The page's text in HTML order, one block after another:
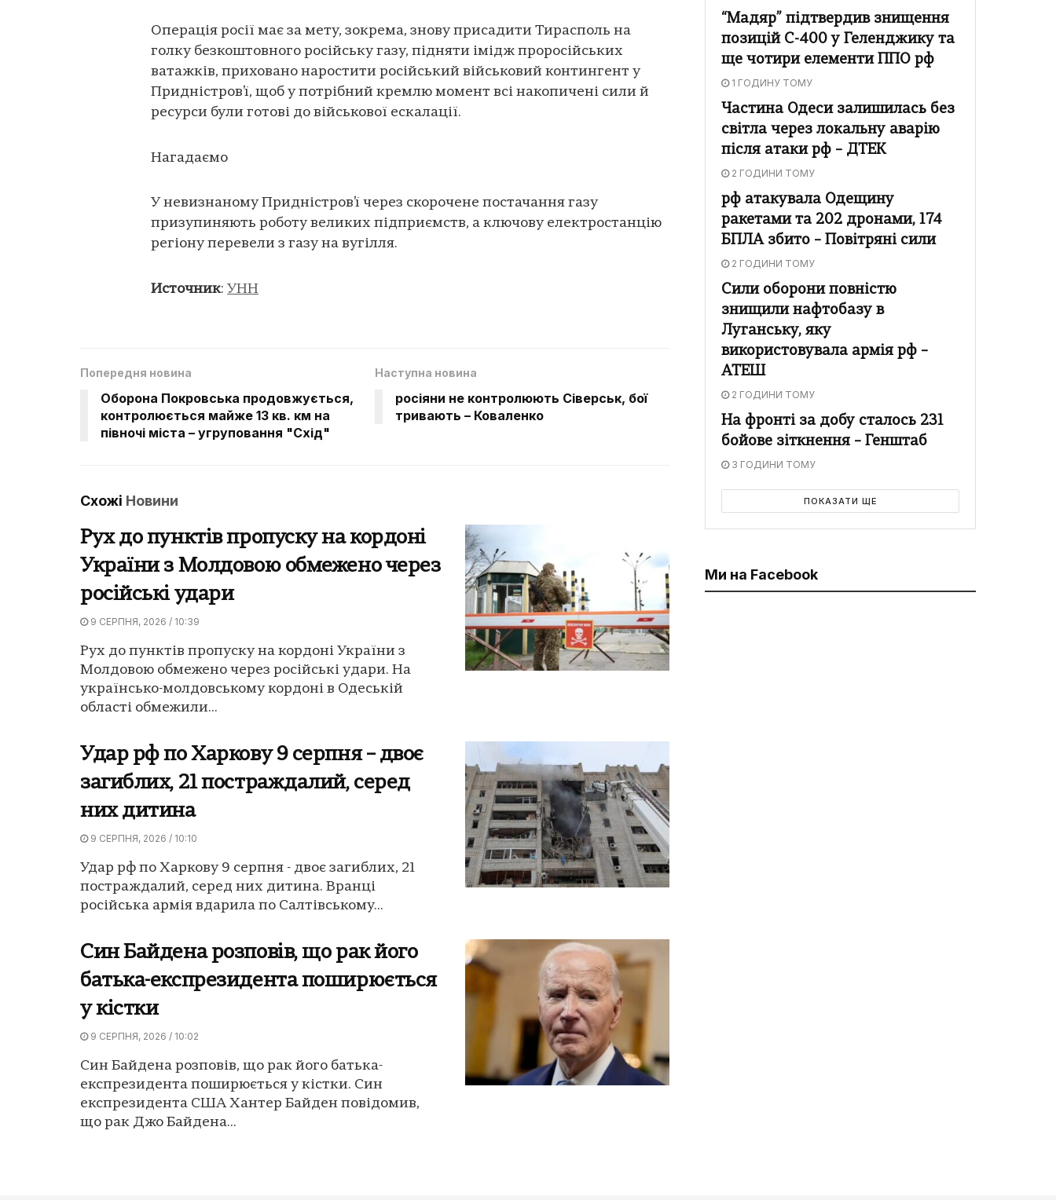
Операція росії має за мету, зокрема, знову присадити Тирасполь на
голку безкоштовного російську газу, підняти імідж проросійських
ватажків, приховано наростити російський військовий контингент у
Придністров’ї, щоб у потрібний кремлю момент всі накопичені сили й
ресурси були готові до військової ескалації.
Нагадаємо
У невизнаному Придністров’ї через скорочене постачання газу
призупиняють роботу великих підприємств, а ключову електростанцію
регіону перевели з газу на вугілля.
Источник: УНН
Попередня новина
Оборона Покровська продовжується,
контролюється майже 13 кв. км на
півночі міста – угруповання "Схід"
Наступна новина
росіяни не контролюють Сіверськ, бої
тривають – Коваленко
Схожі Новини
Рух до пунктів пропуску на кордоні
України з Молдовою обмежено через
російські удари
9 СЕРПНЯ, 2026 / 10:39
Рух до пунктів пропуску на кордоні України з
Молдовою обмежено через російські удари. На
українсько-молдовському кордоні в Одеській
області обмежили...
Удар рф по Харкову 9 серпня – двоє
загиблих, 21 постраждалий, серед
них дитина
9 СЕРПНЯ, 2026 / 10:10
Удар рф по Харкову 9 серпня - двоє загиблих, 21
постраждалий, серед них дитина. Вранці
російська армія вдарила по Салтівському...
Син Байдена розповів, що рак його
батька-експрезидента поширюється
у кістки
9 СЕРПНЯ, 2026 / 10:02
Син Байдена розповів, що рак його батька-
експрезидента поширюється у кістки. Син
експрезидента США Хантер Байден повідомив,
що рак Джо Байдена...
“Мадяр” підтвердив знищення
позицій С-400 у Геленджику та
ще чотири елементи ППО рф
1 ГОДИНУ ТОМУ
Частина Одеси залишилась без
світла через локальну аварію
після атаки рф – ДТЕК
2 ГОДИНИ ТОМУ
рф атакувала Одещину
ракетами та 202 дронами, 174
БПЛА збито – Повітряні сили
2 ГОДИНИ ТОМУ
Сили оборони повністю
знищили нафтобазу в
Луганську, яку
використовувала армія рф –
АТЕШ
2 ГОДИНИ ТОМУ
На фронті за добу сталось 231
бойове зіткнення – Генштаб
3 ГОДИНИ ТОМУ
ПОКАЗАТИ ЩЕ
Ми на Facebook